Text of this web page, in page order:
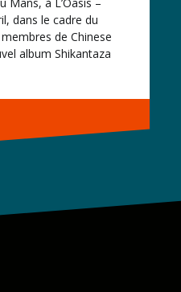
dans le cadre du
de Chinese
album Shikantaza